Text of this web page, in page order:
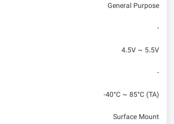
General Purpose
-
4.5V ~ 5.5V
-
-40°C ~ 85°C (TA)
Surface Mount